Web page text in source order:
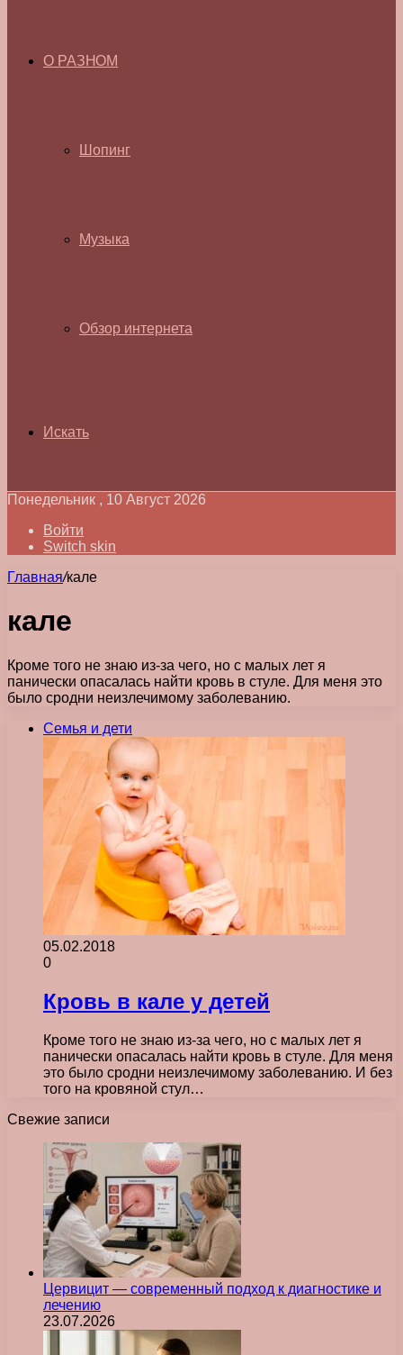
О РАЗНОМ
Шопинг
Музыка
Обзор интернета
Искать
Понедельник , 10 Август 2026
Войти
Switch skin
Главная/кале
кале
Кроме того не знаю из-за чего, но с малых лет я
панически опасалась найти кровь в стуле. Для меня это
было сродни неизлечимому заболеванию.
Семья и дети
05.02.2018
0
Кровь в кале у детей
Кроме того не знаю из-за чего, но с малых лет я
панически опасалась найти кровь в стуле. Для меня
это было сродни неизлечимому заболеванию. И без
того на кровяной стул…
Свежие записи
Цервицит — современный подход к диагностике и
лечению
23.07.2026